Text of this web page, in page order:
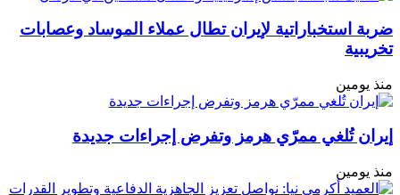
ضربة استخباراتية لإيران تطال عملاء الموساد وعصابات
تخريبية
منذ يومين
إيران تُلغي ممرّي هرمز وتفرض إجراءات جديدة
منذ يومين